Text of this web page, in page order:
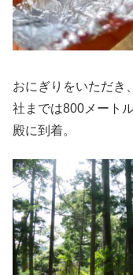
おにぎりをいただき
社までは800メート
殿に到着。